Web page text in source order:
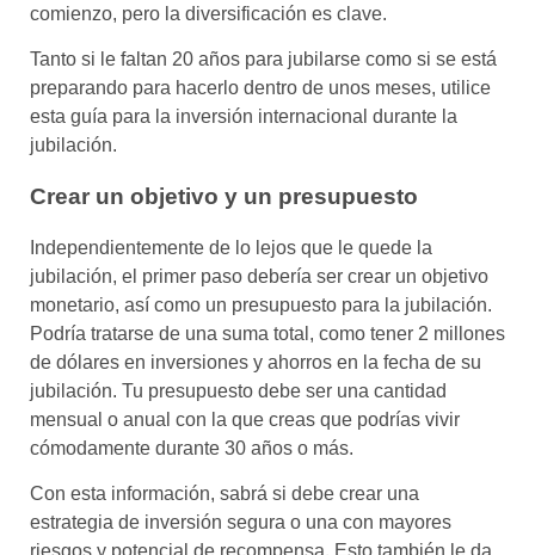
comienzo, pero la diversificación es clave.
Tanto si le faltan 20 años para jubilarse como si se está
preparando para hacerlo dentro de unos meses, utilice
esta guía para la inversión internacional durante la
jubilación.
Crear un objetivo y un presupuesto
Independientemente de lo lejos que le quede la
jubilación, el primer paso debería ser crear un objetivo
monetario, así como un presupuesto para la jubilación.
Podría tratarse de una suma total, como tener 2 millones
de dólares en inversiones y ahorros en la fecha de su
jubilación. Tu presupuesto debe ser una cantidad
mensual o anual con la que creas que podrías vivir
cómodamente durante 30 años o más.
Con esta información, sabrá si debe crear una
estrategia de inversión segura o una con mayores
riesgos y potencial de recompensa. Esto también le da